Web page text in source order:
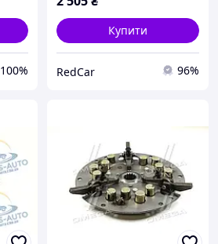
100%
Купити
RedCar 96%